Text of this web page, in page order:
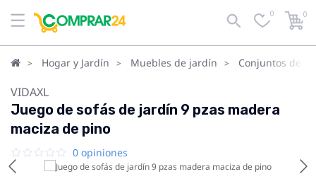
0 0
Hogar y Jardín Muebles de jardín Conjuntos de
VIDAXL
Juego de sofás de jardín 9 pzas madera
maciza de pino
0 opiniones